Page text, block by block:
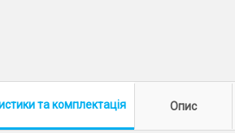
та комплектація Опис